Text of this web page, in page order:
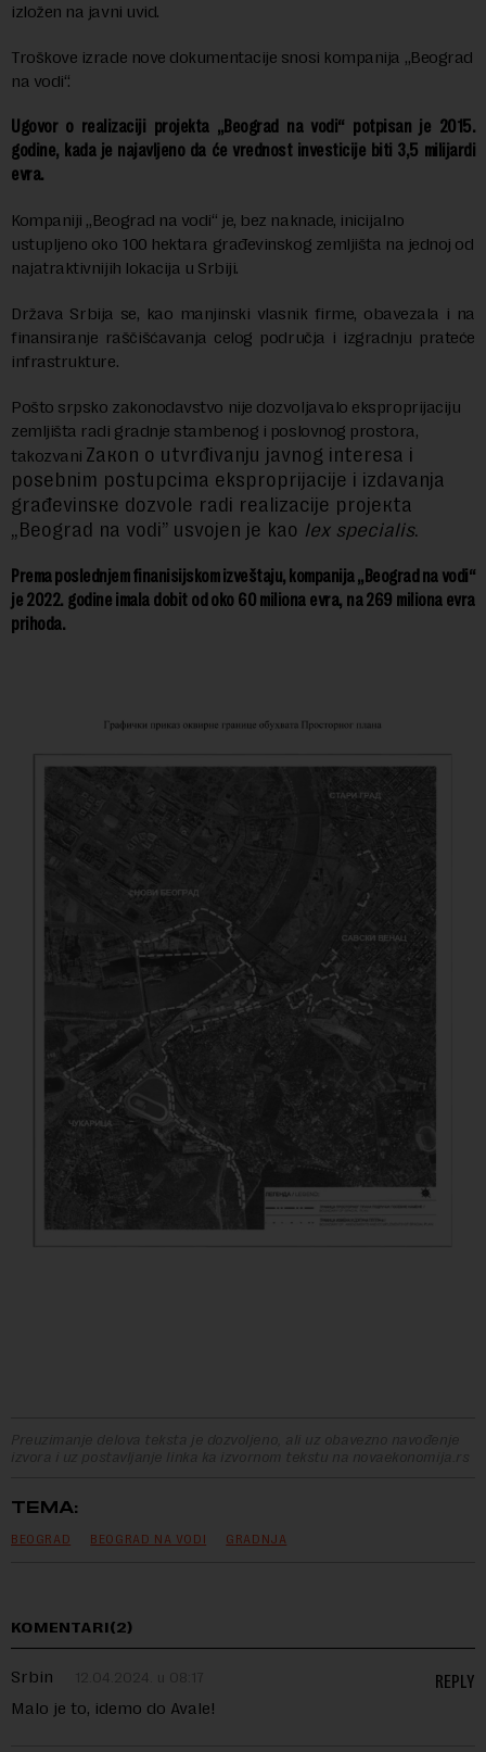
izložen na javni uvid.
Troškove izrade nove dokumentacije snosi kompanija „Beograd
na vodi“.
Ugovor o realizaciji projekta „Beograd na vodi“ potpisan je 2015.
godine, kada je najavljeno da će vrednost investicije biti 3,5 milijardi
evra.
Kompaniji „Beograd na vodi“ je, bez naknade, inicijalno
ustupljeno oko 100 hektara građevinskog zemljišta na jednoj od
najatraktivnijih lokacija u Srbiji.
Država Srbija se, kao manjinski vlasnik firme, obavezala i na
finansiranje raščišćavanja celog područja i izgradnju prateće
infrastrukture.
Pošto srpsko zakonodavstvo nije dozvoljavalo eksproprijaciju
zemljišta radi gradnje stambenog i poslovnog prostora,
takozvani Zaкon o utvrđivanju javnog interesa i
posebnim postupcima eksproprijacije i izdavanja
građevinsкe dozvole radi realizacije projeкta
„Beograd na vodi” usvojen je kao lex specialis.
Prema poslednjem finanisijskom izveštaju, kompanija „Beograd na vodi“
je 2022. godine imala dobit od oko 60 miliona evra, na 269 miliona evra
prihoda.
Preuzimanje delova teksta je dozvoljeno, ali uz obavezno navođenje
izvora i uz postavljanje linka ka izvornom tekstu na novaekonomija.rs
TEMA:
BEOGRAD BEOGRAD NA VODI GRADNJA
KOMENTARI(2)
Srbin 12.04.2024. u 08:17
Malo je to, idemo do Avale!
REPLY